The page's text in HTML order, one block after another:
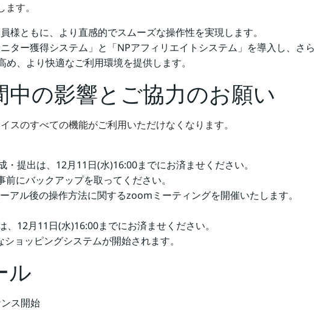
す。
様ともに、より直感的でスムーズな操作性を実現します。
ター獲得システム」と「NPアフィリエイトシステム」を導入し、さ
め、より快適なご利用環境を提供します。
の影響とご協力のお願い
スのすべての機能がご利用いただけなくなります。
提出は、12月11日(水)16:00までにお済ませください。
にバックアップを取ってください。
アル後の操作方法に関するzoomミーティングを開催いたします。
12月11日(水)16:00までにお済ませください。
ョッピングシステムが開始されます。
ル
ス開始